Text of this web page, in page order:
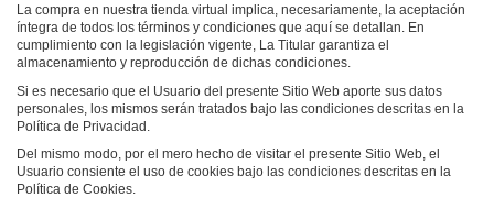
La compra en nuestra tienda virtual implica, necesariamente, la aceptación
íntegra de todos los términos y condiciones que aquí se detallan. En
cumplimiento con la legislación vigente, La Titular garantiza el
almacenamiento y reproducción de dichas condiciones.
Si es necesario que el Usuario del presente Sitio Web aporte sus datos
personales, los mismos serán tratados bajo las condiciones descritas en la
Política de Privacidad.
Del mismo modo, por el mero hecho de visitar el presente Sitio Web, el
Usuario consiente el uso de cookies bajo las condiciones descritas en la
Política de Cookies.